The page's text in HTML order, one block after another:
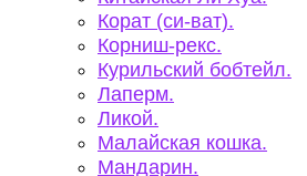
Корат (си-ват).
Корниш-рекс.
Курильский бобтейл.
Лаперм.
Ликой.
Малайская кошка.
Мандарин.